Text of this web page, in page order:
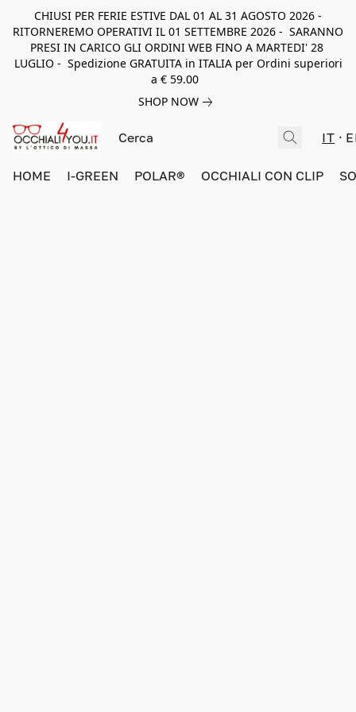
CHIUSI PER FERIE ESTIVE DAL 01 AL 31 AGOSTO 2026 -
RITORNEREMO OPERATIVI IL 01 SETTEMBRE 2026 - SARANNO
PRESI IN CARICO GLI ORDINI WEB FINO A MARTEDI' 28
LUGLIO - Spedizione GRATUITA in ITALIA per Ordini superiori
a € 59.00
SHOP NOW
IT
HOME I-GREEN POLAR® OCCHIALI CON CLIP